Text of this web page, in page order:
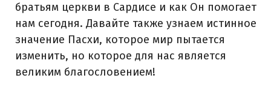
братьям церкви в Сардисе и как Он помогает
нам сегодня. Давайте также узнаем истинное
значение Пасхи, которое мир пытается
изменить, но которое для нас является
великим благословением!